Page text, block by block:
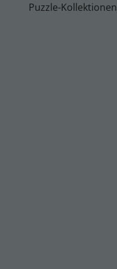
Puzzle-Kollektionen